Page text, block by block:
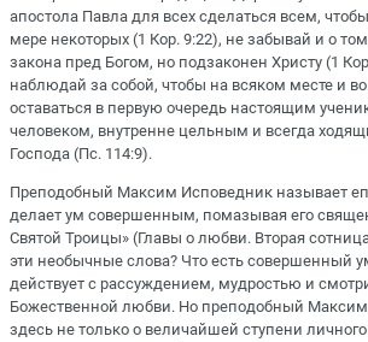
апостола Павла для всех сделаться всем,
мере некоторых (1 Кор. 9:22), не забывай и о
закона пред Богом, но подзаконен Христу (1
наблюдай за собой, чтобы на всяком месте и
оставаться в первую очередь настоящим
человеком, внутренне цельным и всегда
Господа (Пс. 114:9).
Преподобный Максим Исповедник называет
делает ум совершенным, помазывая его
Святой Троицы» (Главы о любви. Вторая
эти необычные слова? Что есть совершенный
действует с рассуждением, мудростью и
Божественной любви. Но преподобный Максим,
здесь не только о величайшей ступени личного